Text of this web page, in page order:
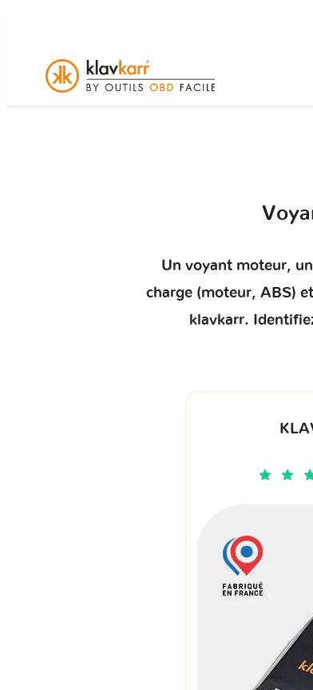
Un voyant moteur,
charge (moteur, ABS)
klavkarr.